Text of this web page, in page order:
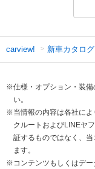
carview! 新車カタログ
※仕様・オプション・装備
い。
※当情報の内容は各社によ
クルートおよびLINEヤ
証するものではなく、
ます。
※コンテンツもしくはデー